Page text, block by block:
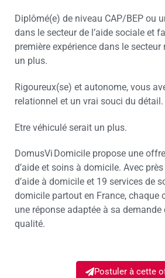
Diplômé(e) de niveau CAP/BEP ou
dans le secteur de l’aide sociale et
première expérience dans le
un plus.
Rigoureux(se) et autonome, vous
relationnel et un vrai souci du détail.
Etre véhiculé serait un plus.
DomusVi Domicile propose une
d’aide et soins à domicile. Avec
d’aide à domicile et 19 services de
domicile partout en France, chaque
une réponse adaptée à sa
qualité.
Postuler à cette